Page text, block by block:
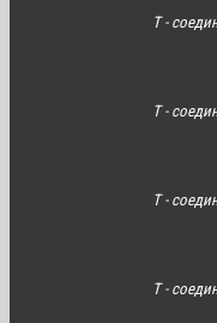
Т -
Т -
Т -
Т -